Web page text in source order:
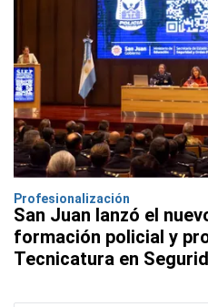
Profesionalización
San Juan lanzó el
formación policial y
Tecnicatura en